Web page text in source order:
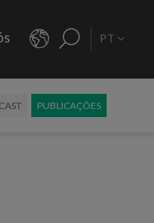
PT
PUBLICAÇÕES